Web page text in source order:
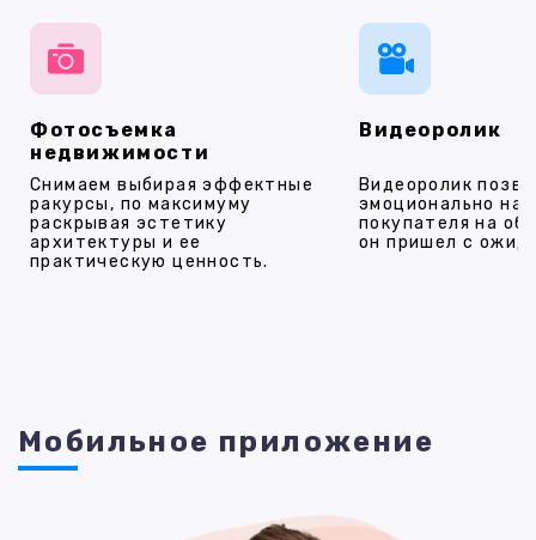
Фотосъемка
недвижимости
Снимаем выбирая эффектные
ракурсы, по максимуму
раскрывая эстетику
архитектуры и ее
практическую ценность.
Видеоролик
Видеоролик
эмоционально
покупателя на
он пришел с
Мобильное приложение